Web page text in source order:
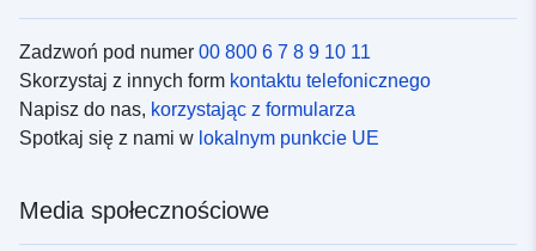
Zadzwoń pod numer 00 800 6 7 8 9 10 11
Skorzystaj z innych form kontaktu telefonicznego
Napisz do nas, korzystając z formularza
Spotkaj się z nami w lokalnym punkcie UE
Media społecznościowe